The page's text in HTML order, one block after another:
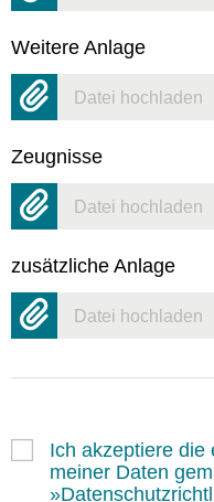
Weitere Anlage
Datei hochladen
Zeugnisse
Datei hochladen
zusätzliche Anlage
Datei hochladen
Ich akzeptiere die
meiner Daten